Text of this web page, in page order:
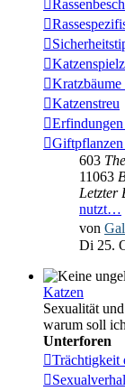
Katzenstreu
603
11063
Letzter
nutzt…
von
Di 25.
Katzen
Sexualität
warum soll
Unterforen
Trächtigkeit